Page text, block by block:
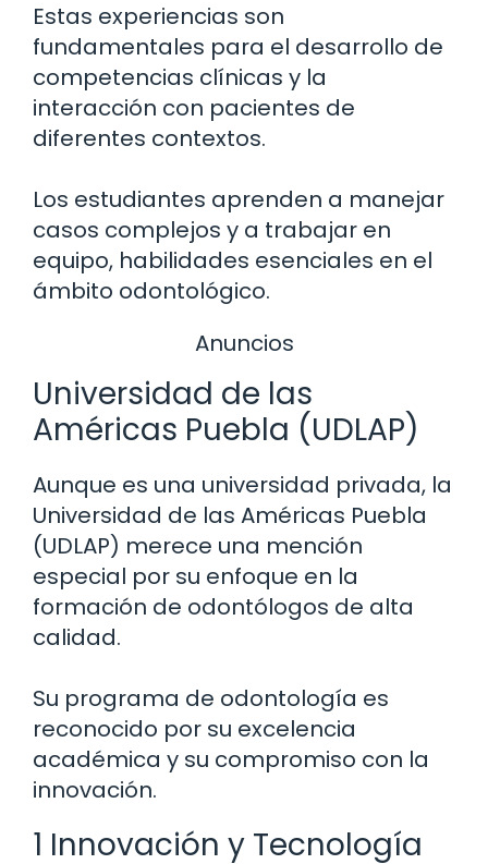
Estas experiencias son
fundamentales para el desarrollo de
competencias clínicas y la
interacción con pacientes de
diferentes contextos.
Los estudiantes aprenden a manejar
casos complejos y a trabajar en
equipo, habilidades esenciales en el
ámbito odontológico.
Anuncios
Universidad de las
Américas Puebla (UDLAP)
Aunque es una universidad privada, la
Universidad de las Américas Puebla
(UDLAP) merece una mención
especial por su enfoque en la
formación de odontólogos de alta
calidad.
Su programa de odontología es
reconocido por su excelencia
académica y su compromiso con la
innovación.
1 Innovación y Tecnología